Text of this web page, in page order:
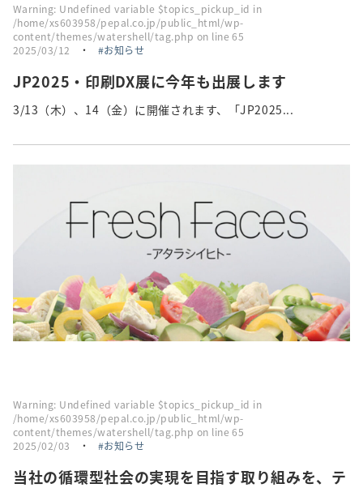
Warning: Undefined variable $topics_pickup_id in
/home/xs603958/pepal.co.jp/public_html/wp-
content/themes/watershell/tag.php on line65
2025/03/12
・ お知らせ
JP2025・印刷DX展に今年も出展します
3/13（木）、14（金）に開催されます、「JP2025...
Warning: Undefined variable $topics_pickup_id in
/home/xs603958/pepal.co.jp/public_html/wp-
content/themes/watershell/tag.php on line65
2025/02/03
・ お知らせ
当社の循環型社会の実現を目指す取り組みを、テ